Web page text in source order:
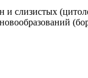
и слизистых
новообразований